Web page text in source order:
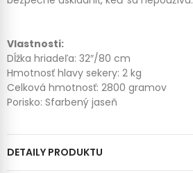
Vlastnosti:
Dĺžka hriadeľa: 32″/80 cm
Hmotnosť hlavy sekery: 2 kg
Celková hmotnosť: 2800 gramov
Porisko: Sfarbený jaseň
DETAILY PRODUKTU